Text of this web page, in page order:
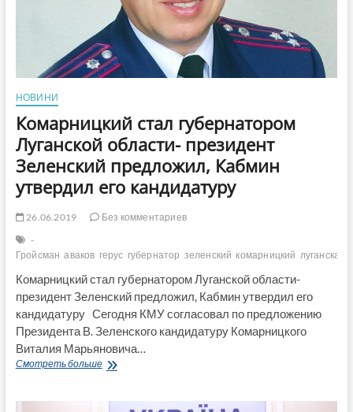
НОВИНИ
Комарницкий стал губернатором
Луганской области- президент
Зеленский предложил, Кабмин
утвердил его кандидатуру
26.06.2019
Без комментариев
-
Гройсман аваков герус губернатор зеленский комарницкий луганская
Комарницкий стал губернатором Луганской области-
президент Зеленский предложил, Кабмин утвердил его
кандидатуру Сегодня КМУ согласовал по предложению
Президента В. Зеленского кандидатуру Комарницкого
Виталия Марьяновича…
Смотреть большеКомарницкий
Луганской